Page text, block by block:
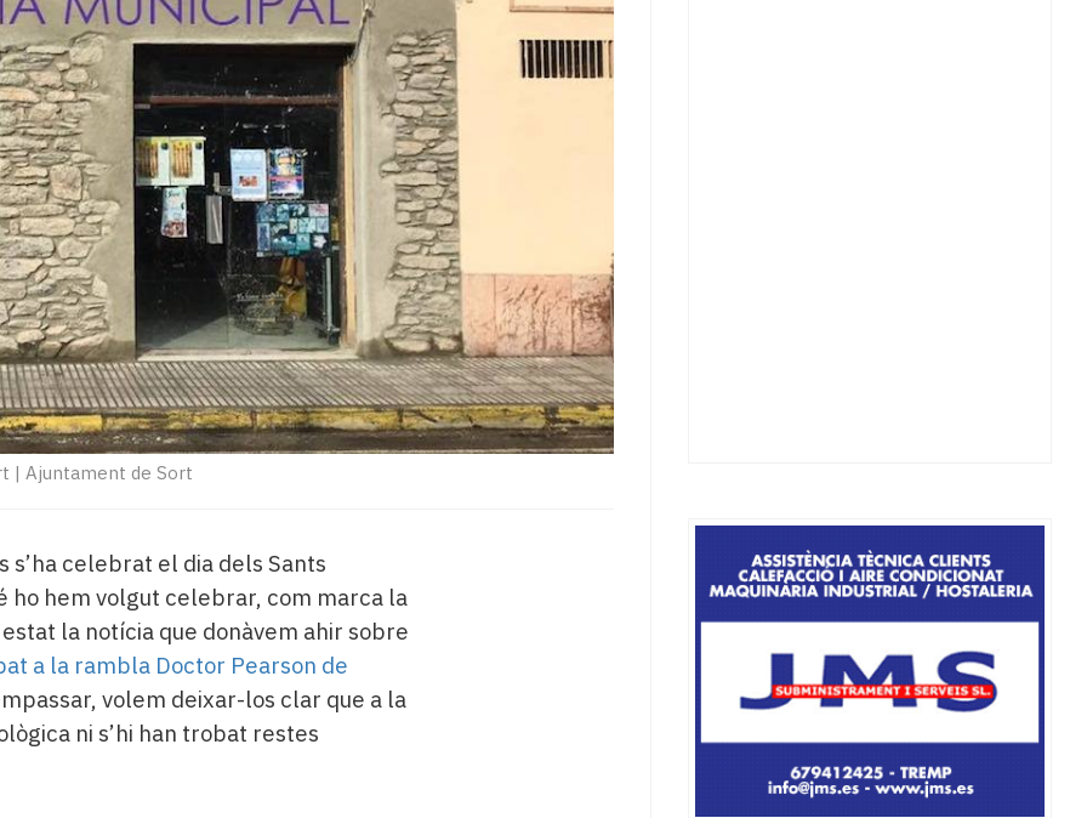
| Ajuntament de Sort
s’ha celebrat el dia dels Sants
ho hem volgut celebrar, com marca la
la notícia que donàvem ahir sobre
a la rambla Doctor Pearson de
volem deixar-los clar que a la
ni s’hi han trobat restes